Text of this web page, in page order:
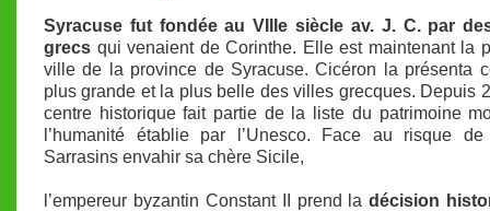
Syracuse fut fondée au VIIIe siècle av. J. C. par
grecs qui venaient de Corinthe. Elle est maintenant la
ville de la province de Syracuse. Cicéron la présenta
plus grande et la plus belle des villes grecques. Depuis
centre historique fait partie de la liste du patrimoine
l’humanité établie par l’Unesco. Face au risque
Sarrasins envahir sa chère Sicile,
l’empereur byzantin Constant II prend ladécision